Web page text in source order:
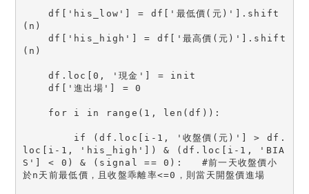
    df['his_low'] = df['最低價(元)'].shift
(n)
    df['his_high'] = df['最高價(元)'].shift
(n)
    df.loc[0, '現金'] = init
    df['進出場'] = 0
    for i in range(1, len(df)):
loc[i-1, 'his_high']) & (df.loc[i-1, 'BIA
S'] < 0) & (signal == 0):   #前一天收盤價小
於n天前最低價，且收盤乖離率<=0，則當天開盤價進場